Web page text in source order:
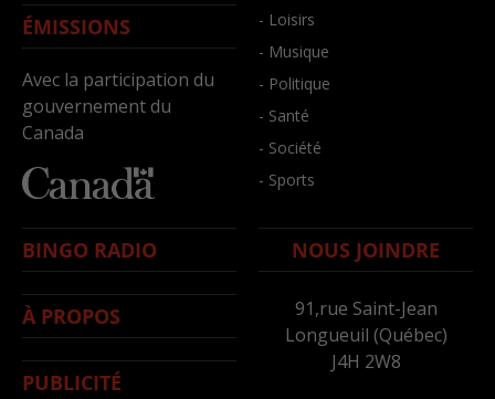
ÉMISSIONS
Avec la participation du
gouvernement du
Canada
- Loisirs
- Musique
- Politique
- Santé
- Société
- Sports
BINGO RADIO
À PROPOS
PUBLICITÉ
NOUS JOINDRE
91,rue Saint-Jean
Longueuil (Québec)
J4H 2W8